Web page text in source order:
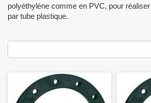
polyéthylène comme en PVC, pour
par tube plastique.